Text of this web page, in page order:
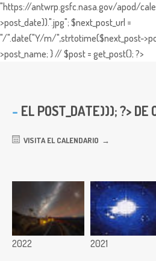
"https://antwrp.gsfc.nasa.gov/apod/
>post_date)).".jpg"; $next_post_url =
"/".date("Y/m/",strtotime($next_post-
>post_name; } // $post = get_post(); ?>
EL POST_DATE))); ?> DE
VISITA EL CALENDARIO
2022 2021